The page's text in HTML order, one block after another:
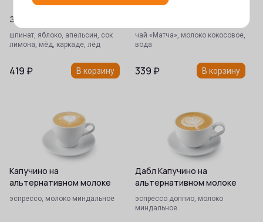
Зелёный смузи
шпинат, яблоко, апельсин, сок
лимона, мёд, каркаде, лёд
419 ₽ В корзину
чай «Матча», молоко кокосовое,
вода
339 ₽ В корзину
Капучино на
альтернативном молоке
эспрессо, молоко миндальное
Дабл Капучино на
альтернативном молоке
эспрессо доппио, молоко
миндальное